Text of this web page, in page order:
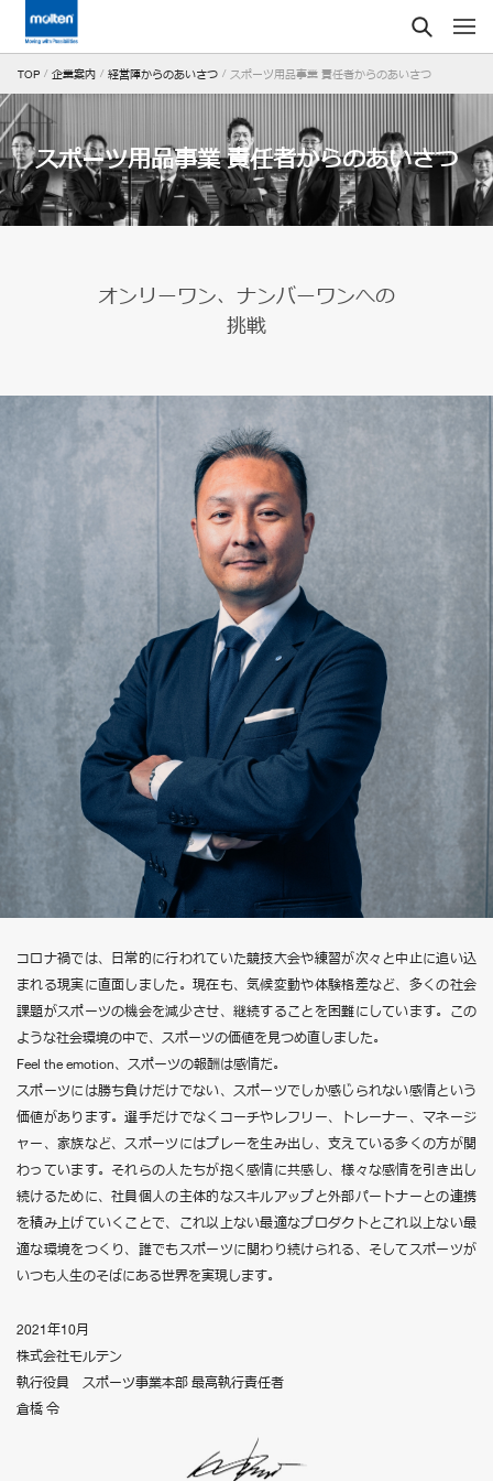
スポーツ用品事業 責任者からのあいさつ
TOP 企業案内 経営陣からのあいさつ スポーツ用品事業 責任者からのあいさつ
オンリーワン、ナンバーワンへの
挑戦
コロナ禍では、日常的に行われていた競技大会や練習が次々と中止に追い込
まれる現実に直面しました。現在も、気候変動や体験格差など、多くの社会
課題がスポーツの機会を減少させ、継続することを困難にしています。この
ような社会環境の中で、スポーツの価値を見つめ直しました。
Feel the emotion、スポーツの報酬は感情だ。
スポーツには勝ち負けだけでない、スポーツでしか感じられない感情という
価値があります。選手だけでなくコーチやレフリー、トレーナー、マネージ
ャー、家族など、スポーツにはプレーを生み出し、支えている多くの方が関
わっています。それらの人たちが抱く感情に共感し、様々な感情を引き出し
続けるために、社員個人の主体的なスキルアップと外部パートナーとの連携
を積み上げていくことで、これ以上ない最適なプロダクトとこれ以上ない最
適な環境をつくり、誰でもスポーツに関わり続けられる、そしてスポーツが
いつも人生のそばにある世界を実現します。
2021年10月
株式会社モルテン
執行役員 スポーツ事業本部 最高執行責任者
倉橋 令